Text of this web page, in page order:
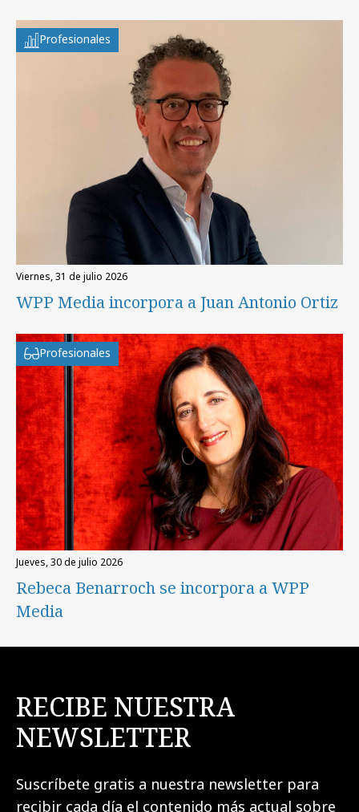
Profesionales
viernes, 31 de julio 2026
WPP Media incorpora a Juan Antonio Ortiz
Profesionales
jueves, 30 de julio 2026
Rebeca Benarroch se incorpora a WPP
Media
RECIBE NUESTRA
NEWSLETTER
Suscríbete gratis a nuestra newsletter para
recibir cada día el contenido más actual sobre